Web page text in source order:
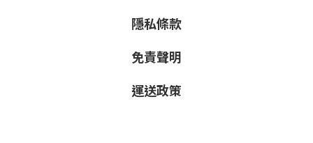
隱私條款
免責聲明
運送政策